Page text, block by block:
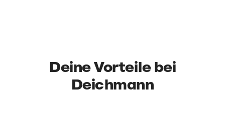
Deine Vorteile bei
Deichmann